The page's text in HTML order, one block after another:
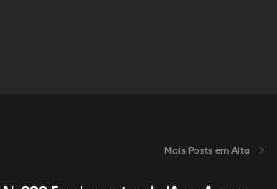
Mais Posts em Alta